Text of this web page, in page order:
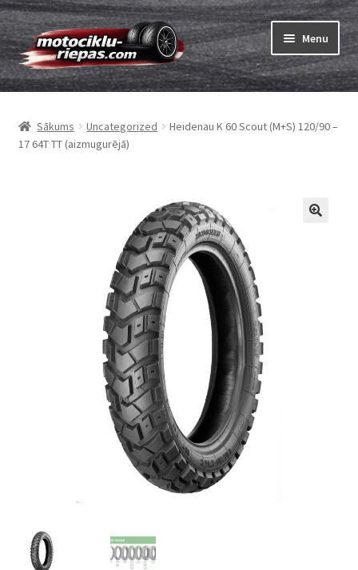
Skip
to
navigation
Skip
to
content
Menu
Riepas
Expand
menu
Kameras
Expand
Expand
Sākums Uncategorized
Heidenau K 60 Scout (M+S) 120/90 –
17 64T TT (aizmugurējā)